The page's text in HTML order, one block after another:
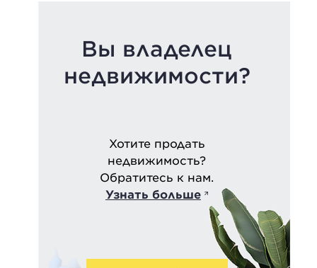
Вы владелец
недвижимости?
Хотите продать
недвижимость?
Обратитесь к нам.
Узнать больше